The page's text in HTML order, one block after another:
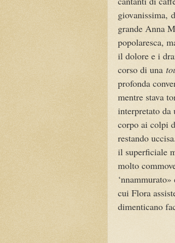
giovanissima,
grande Anna
popolaresca,
il dolore e i
corso di una
profonda
mentre stava
interpretato da
corpo ai colpi
restando uccisa.
il superficiale
molto
cui Flora
dimenticano